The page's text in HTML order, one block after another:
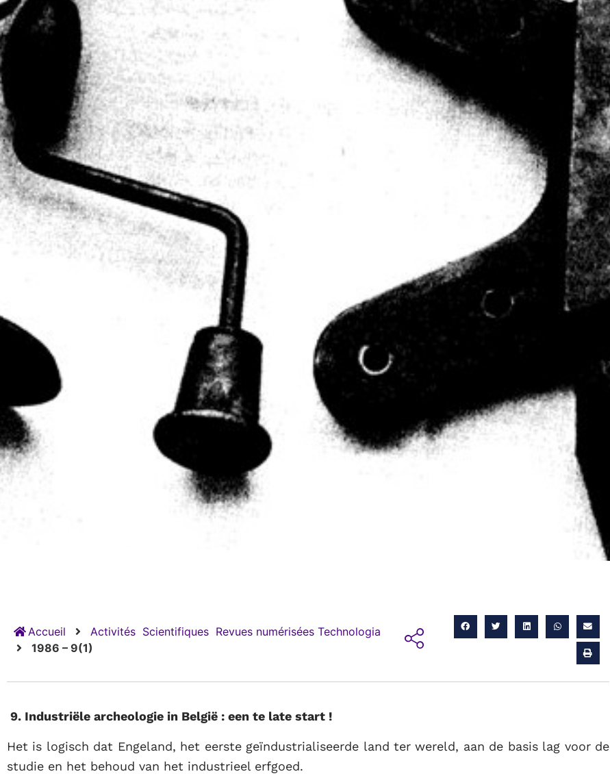
Accueil Activités Scientifiques Revues numérisées Technologia
1986 – 9(1)
9. Industriële archeologie in België : een te late start !
Het is logisch dat Engeland, het eerste geïndustrialiseerde land ter wereld, aan de basis lag voor de
studie en het behoud van het industrieel erfgoed.